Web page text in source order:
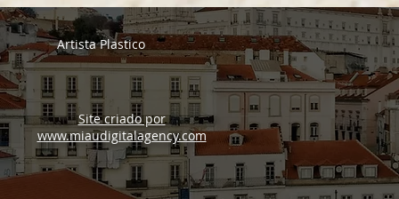
Artista Plastico
Site criado por
www.miaudigitalagency.com